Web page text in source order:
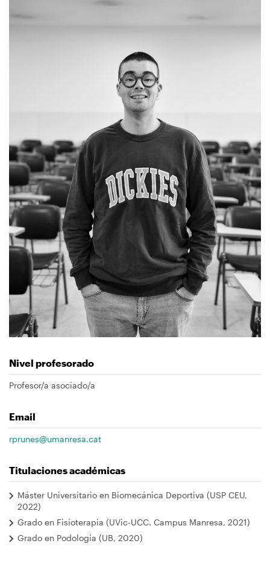
Nivel profesorado
Profesor/a asociado/a
Email
rprunes@umanresa.cat
Titulaciones académicas
Máster Universitario en Biomecánica Deportiva (USP CEU,
2022)
Grado en Fisioterapia (UVic-UCC. Campus Manresa, 2021)
Grado en Podología (UB, 2020)